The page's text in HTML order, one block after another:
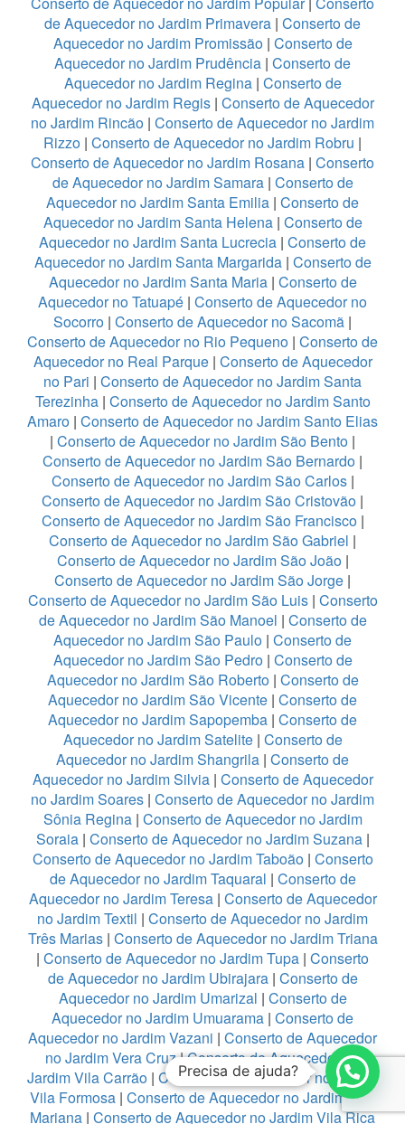
de Aquecedor no Jardim Primavera | Conserto de
Aquecedor no Jardim Promissão| Conserto de
Aquecedor no Jardim Prudência | Conserto de
Aquecedor no Jardim Regina| Conserto de
Aquecedor no Jardim Regis| Conserto de Aquecedor
no Jardim Rincão | Conserto de Aquecedor no Jardim
Rizzo | Conserto de Aquecedor no Jardim Robru |
Conserto de Aquecedor no Jardim Rosana | Conserto
de Aquecedor no Jardim Samara| Conserto de
Aquecedor no Jardim Santa Emilia | Conserto de
Aquecedor no Jardim Santa Helena| Conserto de
Aquecedor no Jardim Santa Lucrecia | Conserto de
Aquecedor no Jardim Santa Margarida| Conserto de
Aquecedor no Jardim Santa Maria| Conserto de
Aquecedor no Tatuapé | Conserto de Aquecedor no
Socorro | Conserto de Aquecedor no Sacomã |
Conserto de Aquecedor no Rio Pequeno | Conserto de
Aquecedor no Real Parque| Conserto de Aquecedor
no Pari | Conserto de Aquecedor no Jardim Santa
Terezinha| Conserto de Aquecedor no Jardim Santo
Amaro | Conserto de Aquecedor no Jardim Santo Elias
| Conserto de Aquecedor no Jardim São Bento |
Conserto de Aquecedor no Jardim São Bernardo |
Conserto de Aquecedor no Jardim São Carlos|
Conserto de Aquecedor no Jardim São Cristovão |
Conserto de Aquecedor no Jardim São Francisco|
Conserto de Aquecedor no Jardim São Gabriel |
Conserto de Aquecedor no Jardim São João|
Conserto de Aquecedor no Jardim São Jorge |
Conserto de Aquecedor no Jardim São Luis| Conserto
de Aquecedor no Jardim São Manoel | Conserto de
Aquecedor no Jardim São Paulo | Conserto de
Aquecedor no Jardim São Pedro| Conserto de
Aquecedor no Jardim São Roberto| Conserto de
Aquecedor no Jardim São Vicente | Conserto de
Aquecedor no Jardim Sapopemba | Conserto de
Aquecedor no Jardim Satelite| Conserto de
Aquecedor no Jardim Shangrila | Conserto de
Aquecedor no Jardim Silvia| Conserto de Aquecedor
no Jardim Soares | Conserto de Aquecedor no Jardim
Sônia Regina| Conserto de Aquecedor no Jardim
Soraia| Conserto de Aquecedor no Jardim Suzana|
Conserto de Aquecedor no Jardim Taboão| Conserto
de Aquecedor no Jardim Taquaral | Conserto de
Aquecedor no Jardim Teresa| Conserto de Aquecedor
no Jardim Textil | Conserto de Aquecedor no Jardim
Três Marias| Conserto de Aquecedor no Jardim Triana
| Conserto de Aquecedor no Jardim Tupa | Conserto
de Aquecedor no Jardim Ubirajara| Conserto de
Aquecedor no Jardim Umarizal | Conserto de
Aquecedor no Jardim Umuarama | Conserto de
Aquecedor no Jardim Vazani | Conserto de Aquecedor
no Jardim Vera Cruz|Conserto de Aquecedor no
Jardim Vila Carrão | Conserto de Aquecedor no Jardim
Vila Formosa | Conserto de Aquecedor no Jardim Vila
Mariana | Conserto de Aquecedor no Jardim Vila Rica
Precisa de ajuda?